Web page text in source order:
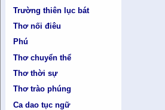
Trường thiên lục bát
Thơ nối điêu
Phú
Thơ chuyển thể
Thơ thời sự
Thơ trào phúng
Ca dao tục ngữ